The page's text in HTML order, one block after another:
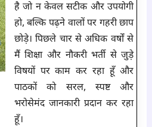
है जो न केवल सटीक और उपयोगी
हो, बल्कि पढ़ने वालों पर गहरी छाप
छोड़े। पिछले चार से अधिक वर्षों से
मैं शिक्षा और नौकरी भर्ती से जुड़े
विषयों पर काम कर रहा हूँ और
पाठकों को सरल, स्पष्ट और
भरोसेमंद जानकारी प्रदान कर रहा
हूँ।